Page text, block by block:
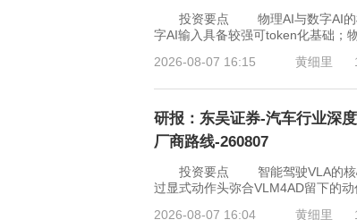
投资要点 物理AI与数字AI的根
字AI输入具备较强可token化基础；
2026-08-07 16:15
黄细里
研报：东吴证券-汽车行业深
厂商路线-260807
投资要点 智能驾驶VLA的核心
过显式动作头弥合VLM4AD留下的
2026-08-07 16:04
黄细里